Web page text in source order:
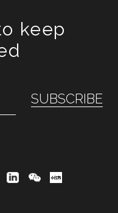
keep